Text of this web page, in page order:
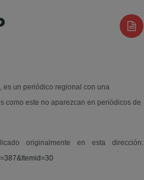
es un periódico regional con una
como este no aparezcan en periódicos de
originalmente en esta dirección: